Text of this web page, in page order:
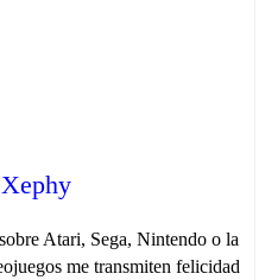
Atari, Sega, Nintendo o la
me transmiten felicidad